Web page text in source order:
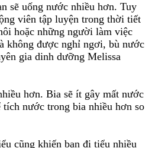
sẽ uống nước nhiều hơn. Tuy
viên tập luyện trong thời tiết
hoặc những người làm việc
không được nghỉ ngơi, bù nước
gia dinh dưỡng Melissa
hơn. Bia sẽ ít gây mất nước
nước trong bia nhiều hơn so
cũng khiến bạn đi tiểu nhiều